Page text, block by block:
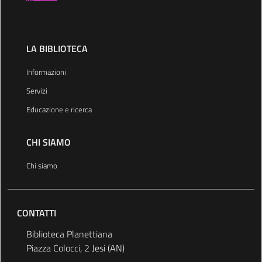
LA BIBLIOTECA
Informazioni
Servizi
Educazione e ricerca
CHI SIAMO
Chi siamo
CONTATTI
Biblioteca Planettiana
Piazza Colocci, 2 Jesi (AN)